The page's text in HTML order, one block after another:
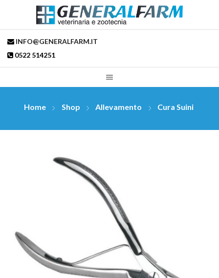
INFO@GENERALFARM.IT
0522 514251
Home Shop Allevamento Cura Suini